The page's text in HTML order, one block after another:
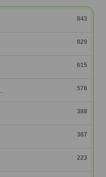
843
829
615
576
388
387
223